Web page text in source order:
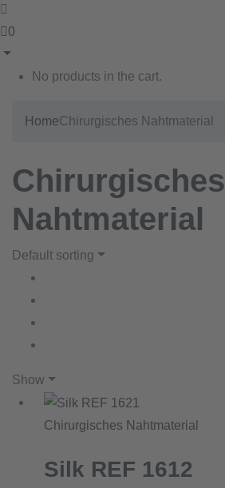
0
No products in the cart.
HomeChirurgisches Nahtmaterial
Chirurgisches
Nahtmaterial
Default sorting
Show
Chirurgisches Nahtmaterial
Silk REF 1612